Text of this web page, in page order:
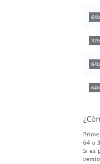
64 o
Si es